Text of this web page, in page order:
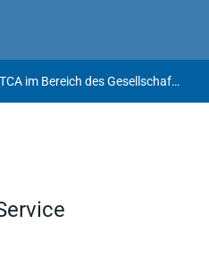
Brexit: Implikationen des EU-UK TCA im Bereich des Gesellschaftsrechts